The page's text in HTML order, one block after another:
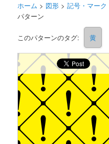
ホーム > 図形 >記号・マーク
パターン
このパターンのタグ: 黄